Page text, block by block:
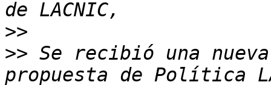
>>
>> Se recibió una